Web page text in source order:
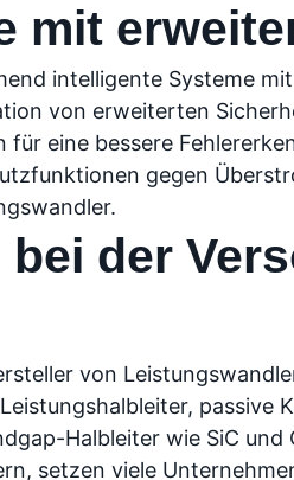
mit
intelligente Systeme
von erweiterten
eine bessere
gegen
der
von
Halbleiter wie SiC
setzen viele